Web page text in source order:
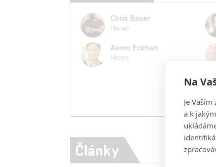
Chris Bauer
Herec
Aaron Eckhart
Herec
Články
Na
Je
a k